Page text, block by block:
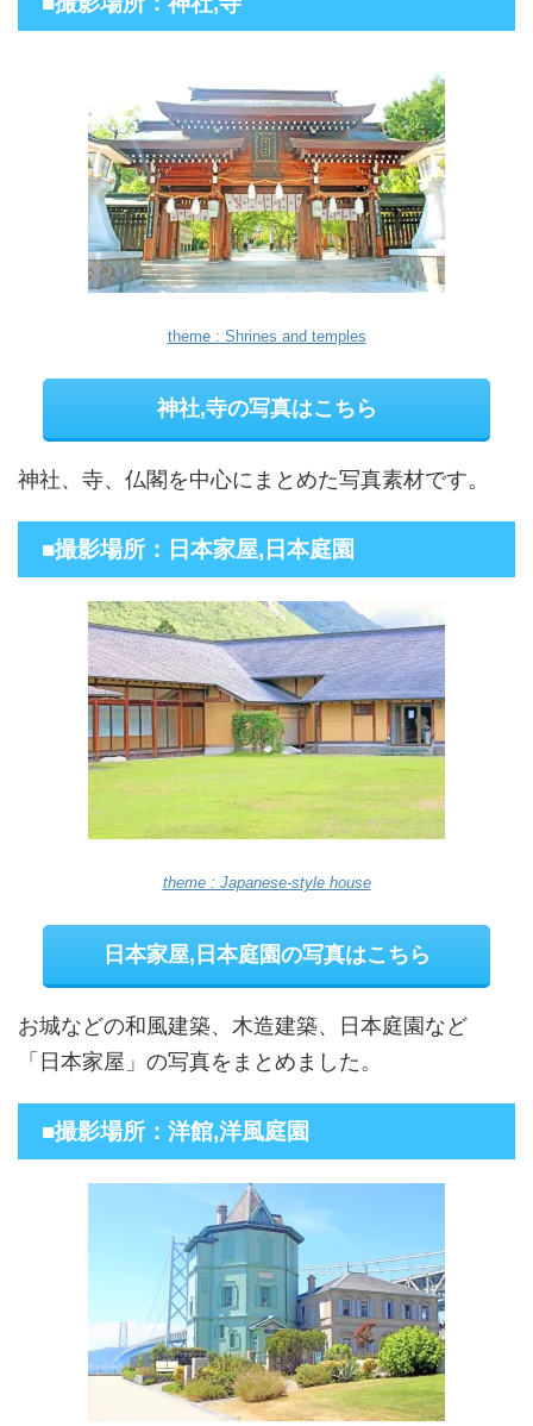
theme : Shrines and temples
神社,寺の写真はこちら
神社、寺、仏閣を中心にまとめた写真素材です。
■撮影場所：日本家屋,日本庭園
theme : Japanese-style house
日本家屋,日本庭園の写真はこちら
お城などの和風建築、木造建築、日本庭園など
「日本家屋」の写真をまとめました。
■撮影場所：洋館,洋風庭園